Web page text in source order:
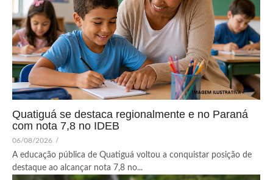
Quatiguá se destaca regionalmente e no Paraná
com nota 7,8 no IDEB
06/08/2026 /
A educação pública de Quatiguá voltou a conquistar posição de
destaque ao alcançar nota 7,8 no...